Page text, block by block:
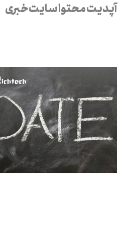
آپدیت محتوا سایت خبری